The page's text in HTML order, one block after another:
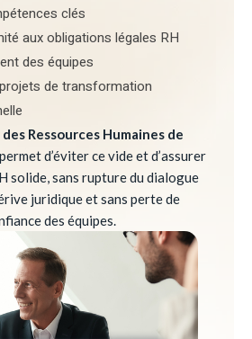
clés
aux obligations légales RH
des équipes
de transformation
Ressources Humaines de
permet d’éviter ce vide et d’assurer
solide, sans rupture du dialogue
juridique et sans perte de
des équipes.